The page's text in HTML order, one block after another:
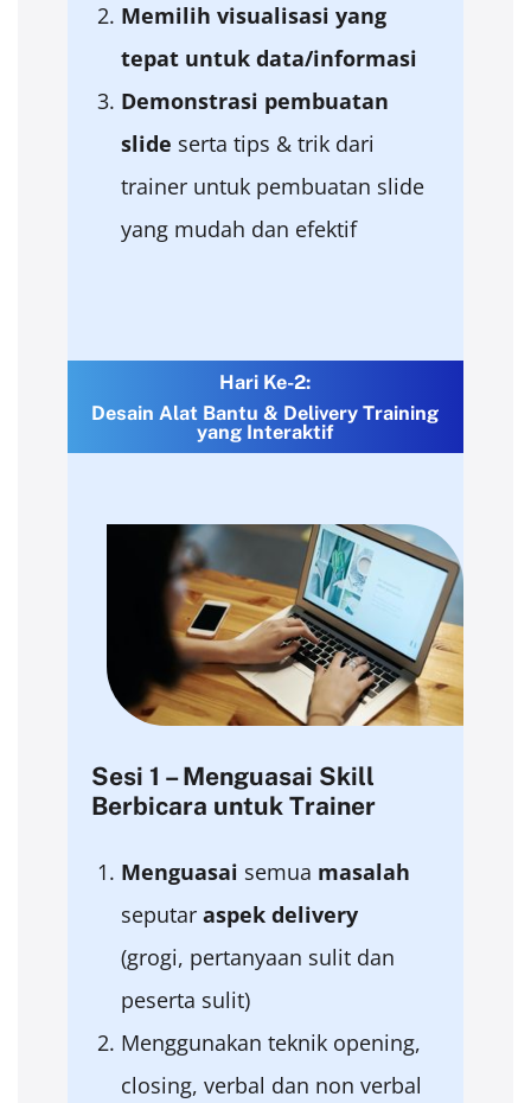
Memilih visualisasi yang
tepat untukdata/informasi
Demonstrasi pembuatan
slide serta tips & trik dari
trainer untuk pembuatan slide
yang mudah dan efektif
Hari Ke-2:
Desain Alat Bantu & Delivery Training
yang Interaktif
Sesi 1 – Menguasai Skill
Berbicara untuk Trainer
Menguasai semua masalah
seputar aspekdelivery
(grogi, pertanyaan sulit dan
peserta sulit)
Menggunakan teknik opening,
closing, verbal dan non verbal